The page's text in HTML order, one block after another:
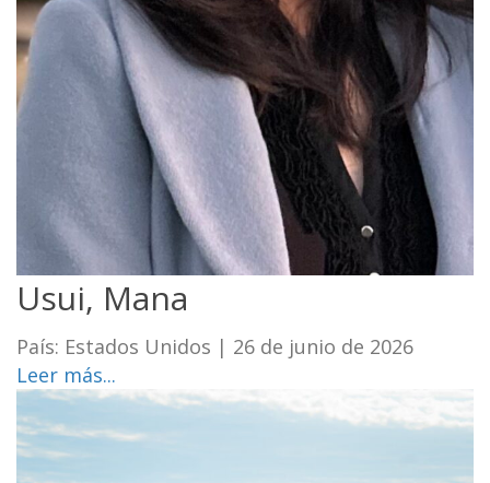
Usui, Mana
País: Estados Unidos | 26 de junio de 2026
Leer más...